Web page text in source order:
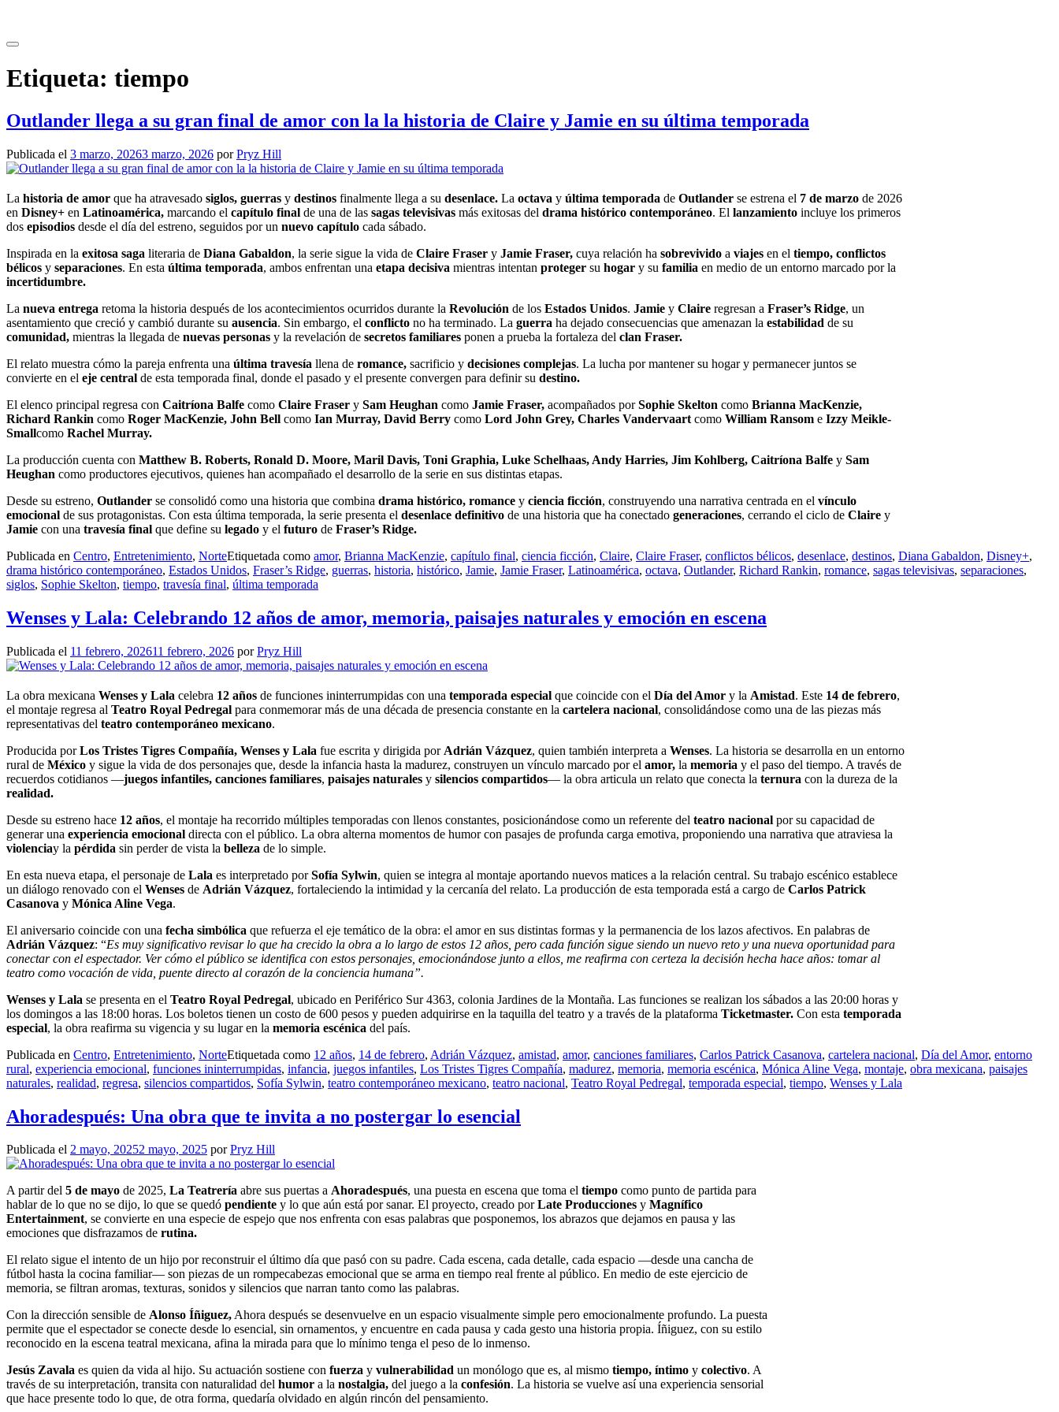
contenido
Etiqueta: tiempo
Outlander llega a su gran final de amor con la la historia de Claire y Jamie en su última temporada
Publicada el 3 marzo, 20263 marzo, 2026 porPryz Hill
La historia de amor que ha atravesado siglos, guerras y destinos finalmente llega a su desenlace. La octava y última temporada de Outlander se estrena el 7 de marzo de 2026
en Disney+ en Latinoamérica, marcando el capítulo final de una de las sagas televisivas más exitosas del drama histórico contemporáneo. El lanzamiento incluye los primeros
dos episodios desde el día del estreno, seguidos por un nuevo capítulo cada sábado.
Inspirada en la exitosa saga literaria de Diana Gabaldon, la serie sigue la vida de Claire Fraser y Jamie Fraser, cuya relación ha sobrevivido a viajes en el tiempo, conflictos
bélicos y separaciones. En esta última temporada, ambos enfrentan una etapa decisiva mientras intentan proteger su hogar y su familia en medio de un entorno marcado por la
incertidumbre.
La nueva entrega retoma la historia después de los acontecimientos ocurridos durante la Revolución de los Estados Unidos. Jamie y Claire regresan a Fraser’s Ridge, un
asentamiento que creció y cambió durante su ausencia. Sin embargo, el conflicto no ha terminado. La guerra ha dejado consecuencias que amenazan la estabilidad de su
comunidad, mientras la llegada de nuevas personas y la revelación de secretos familiares ponen a prueba la fortaleza del clan Fraser.
El relato muestra cómo la pareja enfrenta una última travesía llena de romance, sacrificio y decisiones complejas. La lucha por mantener su hogar y permanecer juntos se
convierte en el eje central de esta temporada final, donde el pasado y el presente convergen para definir su destino.
El elenco principal regresa con Caitríona Balfe como Claire Fraser y Sam Heughan como Jamie Fraser, acompañados porSophie Skelton como Brianna MacKenzie,
Richard Rankin como Roger MacKenzie, John Bell como Ian Murray, David Berry como Lord John Grey, Charles Vandervaart como William Ransom e Izzy Meikle-
Smallcomo Rachel Murray.
La producción cuenta con Matthew B. Roberts, Ronald D. Moore, Maril Davis, Toni Graphia, Luke Schelhaas, Andy Harries, Jim Kohlberg, Caitríona Balfe y Sam
Heughan como productores ejecutivos, quienes han acompañado el desarrollo de la serie en sus distintas etapas.
Desde su estreno, Outlander se consolidó como una historia que combina drama histórico, romance y ciencia ficción, construyendo una narrativa centrada en el vínculo
emocional de sus protagonistas. Con esta última temporada, la serie presenta el desenlace definitivo de una historia que ha conectado generaciones, cerrando el ciclo de Claire y
Jamie con una travesía final que define su legado y el futuro de Fraser’s Ridge.
Publicada en Centro, Entretenimiento, NorteEtiquetada como amor, Brianna MacKenzie, capítulo final, ciencia ficción, Claire, Claire Fraser, conflictos bélicos, desenlace, destinos, Diana Gabaldon, Disney+,
drama histórico contemporáneo, Estados Unidos, Fraser’s Ridge, guerras, historia, histórico, Jamie, Jamie Fraser, Latinoamérica, octava, Outlander, Richard Rankin, romance, sagas televisivas, separaciones,
siglos, Sophie Skelton, tiempo, travesía final, última temporada
Wenses y Lala: Celebrando 12 años de amor, memoria, paisajes naturales y emoción en escena
Publicada el 11 febrero, 202611 febrero, 2026 porPryz Hill
La obra mexicana Wenses y Lala celebra 12 años de funciones ininterrumpidas con una temporada especial que coincide con el Día del Amor y la Amistad. Este 14 de febrero,
el montaje regresa al Teatro Royal Pedregal para conmemorar más de una década de presencia constante en la cartelera nacional, consolidándose como una de las piezas más
representativas del teatro contemporáneo mexicano.
Producida porLos Tristes Tigres Compañía, Wenses y Lala fue escrita y dirigida por Adrián Vázquez, quien también interpreta a Wenses. La historia se desarrolla en un entorno
rural de México y sigue la vida de dos personajes que, desde la infancia hasta la madurez, construyen un vínculo marcado por el amor, la memoria y el paso del tiempo. A través de
recuerdos cotidianos —juegos infantiles, canciones familiares, paisajes naturales y silencios compartidos— la obra articula un relato que conecta la ternura con la dureza de la
realidad.
Desde su estreno hace 12 años, el montaje ha recorrido múltiples temporadas con llenos constantes, posicionándose como un referente del teatro nacional por su capacidad de
generar una experiencia emocional directa con el público. La obra alterna momentos de humor con pasajes de profunda carga emotiva, proponiendo una narrativa que atraviesa la
violenciay la pérdida sin perder de vista la belleza de lo simple.
En esta nueva etapa, el personaje de Lala es interpretado porSofía Sylwin, quien se integra al montaje aportando nuevos matices a la relación central. Su trabajo escénico establece
un diálogo renovado con el Wenses de Adrián Vázquez, fortaleciendo la intimidad y la cercanía del relato. La producción de esta temporada está a cargo de Carlos Patrick
Casanova y Mónica Aline Vega.
El aniversario coincide con una fecha simbólica que refuerza el eje temático de la obra: el amor en sus distintas formas y la permanencia de los lazos afectivos. En palabras de
Adrián Vázquez: “Es muy significativo revisar lo que ha crecido la obra a lo largo de estos 12 años, pero cada función sigue siendo un nuevo reto y una nueva oportunidad para
conectar con el espectador. Ver cómo el público se identifica con estos personajes, emocionándose junto a ellos, me reafirma con certeza la decisión hecha hace años: tomar al
teatro como vocación de vida, puente directo al corazón de la conciencia humana”.
Wenses y Lala se presenta en el Teatro Royal Pedregal, ubicado en Periférico Sur 4363, colonia Jardines de la Montaña. Las funciones se realizan los sábados a las 20:00 horas y
los domingos a las 18:00 horas. Los boletos tienen un costo de 600 pesos y pueden adquirirse en la taquilla del teatro y a través de la plataforma Ticketmaster. Con esta temporada
especial, la obra reafirma su vigencia y su lugar en la memoria escénica del país.
Publicada en Centro, Entretenimiento, NorteEtiquetada como 12 años, 14 de febrero, Adrián Vázquez, amistad, amor, canciones familiares, Carlos Patrick Casanova, cartelera nacional, Día del Amor, entorno
rural, experiencia emocional, funciones ininterrumpidas, infancia, juegos infantiles, Los Tristes Tigres Compañía, madurez, memoria, memoria escénica, Mónica Aline Vega, montaje, obra mexicana, paisajes
naturales, realidad, regresa, silencios compartidos, Sofía Sylwin, teatro contemporáneo mexicano, teatro nacional, Teatro Royal Pedregal, temporada especial, tiempo, Wenses y Lala
Ahoradespués: Una obra que te invita a no postergar lo esencial
Publicada el 2 mayo, 20252 mayo, 2025 porPryz Hill
A partir del 5 de mayo de 2025, La Teatrería abre sus puertas a Ahoradespués, una puesta en escena que toma el tiempo como punto de partida para
hablar de lo que no se dijo, lo que se quedó pendiente y lo que aún está por sanar. El proyecto, creado porLate Producciones y Magnífico
Entertainment, se convierte en una especie de espejo que nos enfrenta con esas palabras que posponemos, los abrazos que dejamos en pausa y las
emociones que disfrazamos de rutina.
El relato sigue el intento de un hijo por reconstruir el último día que pasó con su padre. Cada escena, cada detalle, cada espacio —desde una cancha de
fútbol hasta la cocina familiar— son piezas de un rompecabezas emocional que se arma en tiempo real frente al público. En medio de este ejercicio de
memoria, se filtran aromas, texturas, sonidos y silencios que narran tanto como las palabras.
Con la dirección sensible de Alonso Íñiguez,Ahora después se desenvuelve en un espacio visualmente simple pero emocionalmente profundo. La puesta
permite que el espectador se conecte desde lo esencial, sin ornamentos, y encuentre en cada pausa y cada gesto una historia propia. Íñiguez, con su estilo
reconocido en la escena teatral mexicana, afina la mirada para que lo mínimo tenga el peso de lo inmenso.
Jesús Zavala es quien da vida al hijo. Su actuación sostiene con fuerza y vulnerabilidad un monólogo que es, al mismo tiempo, íntimo y colectivo. A
través de su interpretación, transita con naturalidad del humor a la nostalgia, del juego a la confesión. La historia se vuelve así una experiencia sensorial
que hace presente todo lo que, de otra forma, quedaría olvidado en algún rincón del pensamiento.